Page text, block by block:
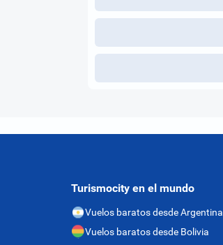
Turismocity en el mundo
Vuelos baratos desde Argentina
Vuelos baratos desde Bolivia